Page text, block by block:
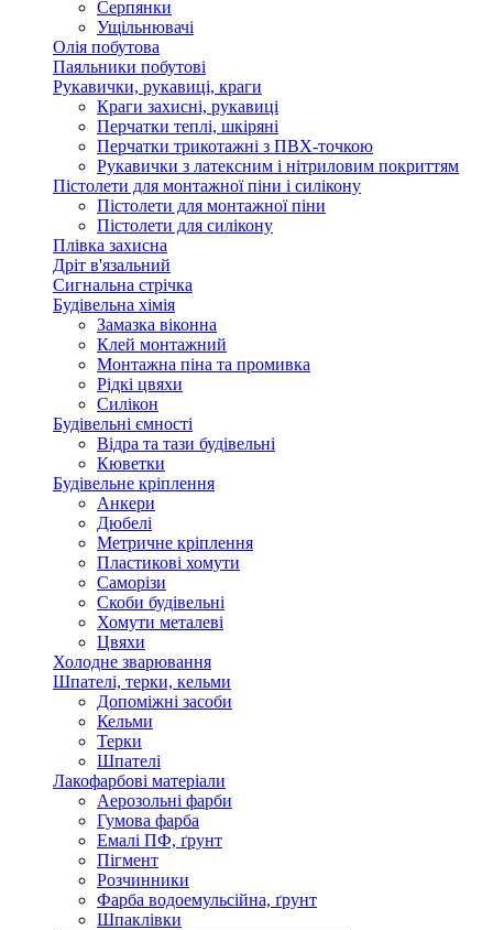
Серпянки
Ущільнювачі
Олія побутова
Паяльники побутові
Рукавички, рукавиці, краги
Краги захисні, рукавиці
Перчатки теплі, шкіряні
Перчатки трикотажні з ПВХ-точкою
Рукавички з латексним і нітриловим покриттям
Пістолети для монтажної піни і силікону
Пістолети для монтажної піни
Пістолети для силікону
Плівка захисна
Дріт в'язальний
Сигнальна стрічка
Будівельна хімія
Замазка віконна
Клей монтажний
Монтажна піна та промивка
Рідкі цвяхи
Силікон
Будівельні ємності
Відра та тази будівельні
Кюветки
Будівельне кріплення
Анкери
Дюбелі
Метричне кріплення
Пластикові хомути
Саморізи
Скоби будівельні
Хомути металеві
Цвяхи
Холодне зварювання
Шпателі, терки, кельми
Допоміжні засоби
Кельми
Терки
Шпателі
Лакофарбові матеріали
Аерозольні фарби
Гумова фарба
Емалі ПФ, ґрунт
Пігмент
Розчинники
Фарба водоемульсійна, ґрунт
Шпаклівки